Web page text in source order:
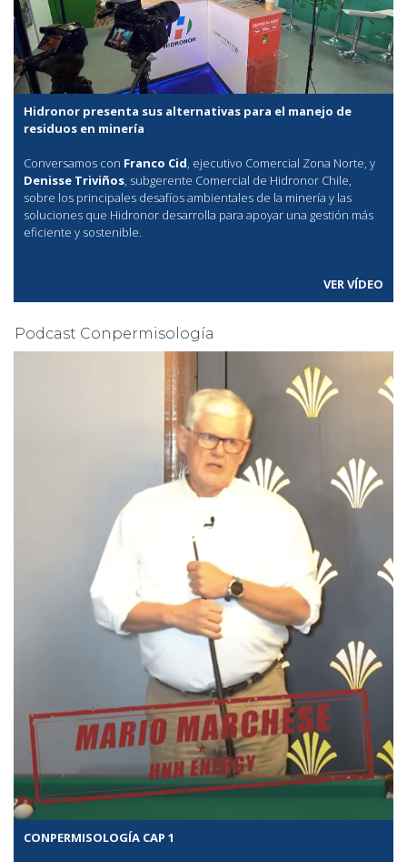
Hidronor presenta sus alternativas para el manejo de
residuos en minería
Conversamos con Franco Cid, ejecutivo Comercial Zona Norte, y
Denisse Triviños, subgerente Comercial de Hidronor Chile,
sobre los principales desafíos ambientales de la minería y las
soluciones que Hidronor desarrolla para apoyar una gestión más
eficiente y sostenible.
VER VÍDEO
Podcast Conpermisología
CONPERMISOLOGÍA CAP 1